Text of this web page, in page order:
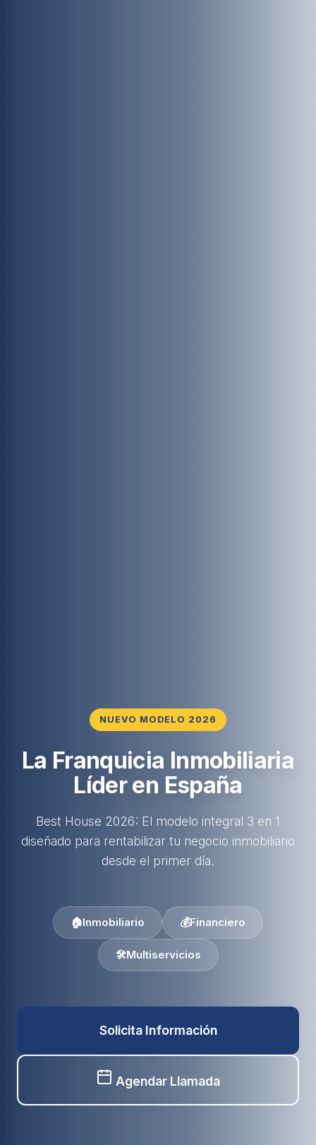
NUEVO MODELO 2026
La Franquicia Inmobiliaria
Líder en España
Best House 2026: El modelo integral 3 en 1
diseñado para rentabilizar tu negocio inmobiliario
desde el primer día.
🏠Inmobiliario 💰Financiero
🛠️Multiservicios
Solicita Información
Agendar Llamada